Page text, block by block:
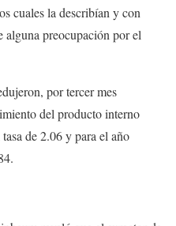
cuales la describían y con
alguna preocupación por el
por tercer mes
del producto interno
de 2.06 y para el año